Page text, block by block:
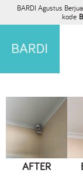
BARDI Agustus
kode
AFTER